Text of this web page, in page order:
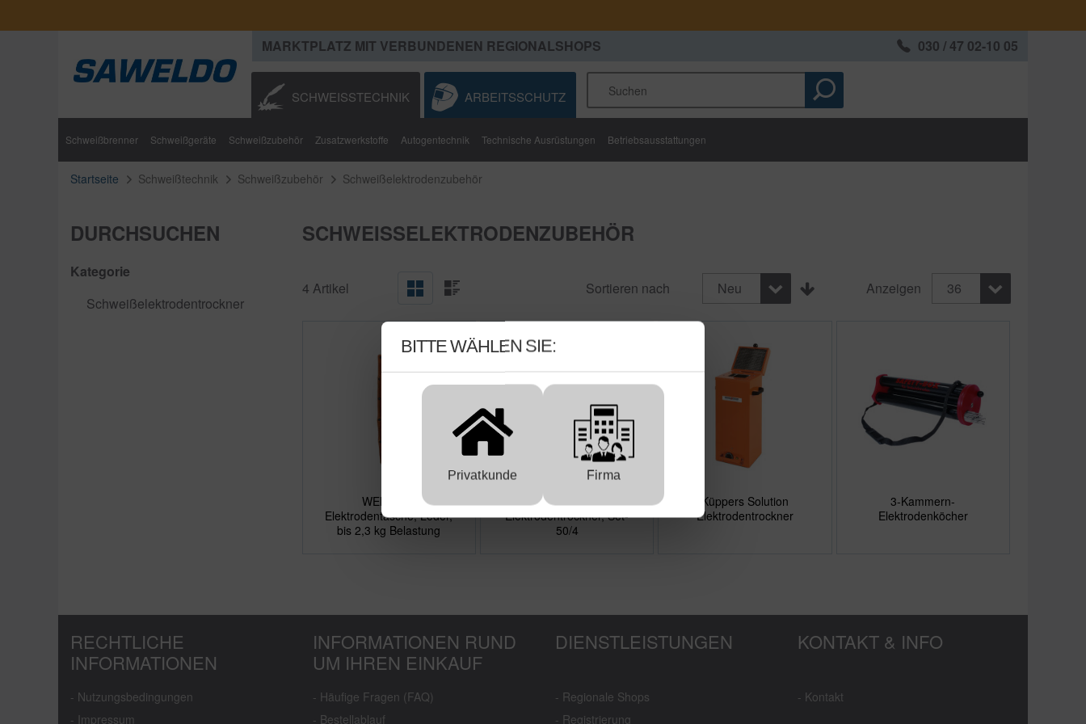
030 / 47 02-10 05
MARKTPLATZ MIT VERBUNDENEN REGIONALSHOPS
SCHWEISSTECHNIK
Schweißbrenner Schweißgeräte Schweißzubehör Zusatzwerkstoffe Autogentechnik Technische Ausrüstungen Betriebsausstattungen
ARBEITSSCHUTZ
Startseite Schweißtechnik Schweißzubehör Schweißelektrodenzubehör
SCHWEISSELEKTRODENZUBEHÖR
4 Artikel Sortieren nach Neu Anzeigen 36
WELDAS®
Elektrodentasche, Leder,
bis 2,3 kg Belastung
Küppers Solution
Elektrodentrockner, Set-
50/4
Küppers Solution
Elektrodentrockner
3-Kammern-
Elektrodenköcher
DURCHSUCHEN
Kategorie
Schweißelektrodentrockner
RECHTLICHE
INFORMATIONEN
- Nutzungsbedingungen
- Impressum
INFORMATIONEN RUND
UM IHREN EINKAUF
- Häufige Fragen (FAQ)
- Bestellablauf
DIENSTLEISTUNGEN
- Regionale Shops
- Registrierung
KONTAKT & INFO
- Kontakt
BITTE WÄHLEN SIE:
Privatkunde Firma